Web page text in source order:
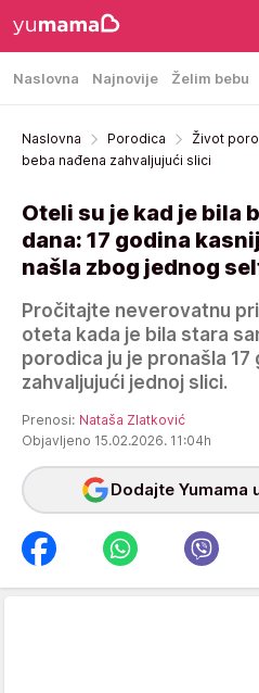
Naslovna Najnovije Želim bebu
Naslovna Porodica Život
beba nađena zahvaljujući slici
Oteli su je kad je bila
dana: 17 godina
našla zbog jednog
Pročitajte neverovatnu
oteta kada je bila stara
porodica ju je pronašla 17
zahvaljujući jednoj slici.
Prenosi: Nataša Zlatković
Objavljeno 15.02.2026. 11:04h
Dodajte Yumama